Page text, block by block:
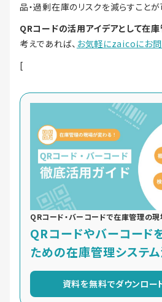
品・過剰在庫のリスクを減らすことが
QRコードの活用アイデアとして在
考えであれば、 お気軽にzaicoにお
[
QRコード・バーコードで在庫管理の現
QRコードやバーコード
ための在庫管理システ
資料を無料でダウンロー